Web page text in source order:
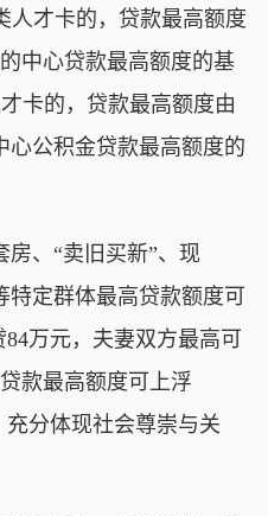
人才卡的，贷款最高额度
中心贷款最高额度的基
卡的，贷款最高额度由
心公积金贷款最高额度的
、“卖旧买新”、现
特定群体最高贷款额度可
84万元，夫妻双方最高可
款最高额度可上浮
充分体现社会尊崇与关